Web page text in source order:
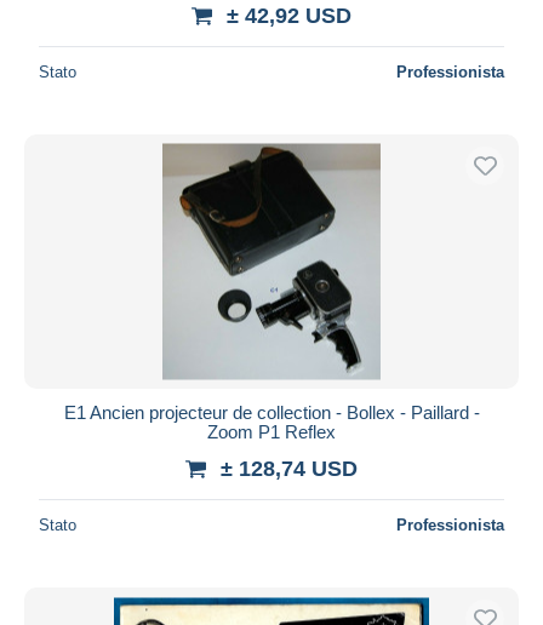
± 42,92 USD
Stato Professionista
E1 Ancien projecteur de collection - Bollex - Paillard -
Zoom P1 Reflex
± 128,74 USD
Stato Professionista